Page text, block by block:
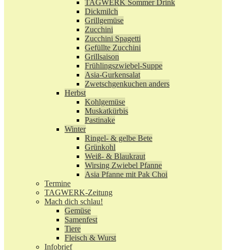
TAGWERK Sommer Drink
Dickmilch
Grillgemüse
Zucchini
Zucchini Spagetti
Gefüllte Zucchini
Grillsaison
Frühlingszwiebel-Suppe
Asia-Gurkensalat
Zwetschgenkuchen anders
Herbst
Kohlgemüse
Muskatkürbis
Pastinake
Winter
Ringel- & gelbe Bete
Grünkohl
Weiß- & Blaukraut
Wirsing Zwiebel Pfanne
Asia Pfanne mit Pak Choi
Termine
TAGWERK-Zeitung
Mach dich schlau!
Gemüse
Samenfest
Tiere
Fleisch & Wurst
Infobrief